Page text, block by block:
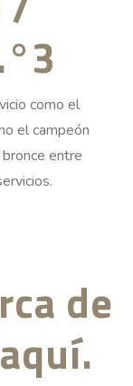
como el
el campeón
entre
de